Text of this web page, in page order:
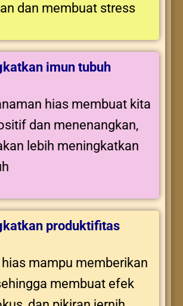
dan membuat stress
imun tubuh
hias membuat kita
dan menenangkan,
lebih meningkatkan
produktifitas
mampu memberikan
membuat efek